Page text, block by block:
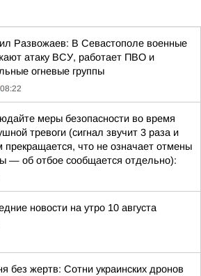
Развожаев: В Севастополе военные
атаку ВСУ, работает ПВО и
огневые группы
08:22
меры безопасности во время
тревоги (сигнал звучит 3 раза и
прекращается, что не означает отмены
— об отбое сообщается отдельно):
новости на утро 10 августа
без жертв: Сотни украинских дронов